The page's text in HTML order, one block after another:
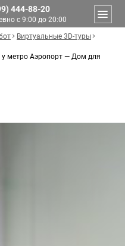
444-88-20
с 9:00 до 20:00
Виртуальные 3D-туры
у метро Аэропорт — Дом для